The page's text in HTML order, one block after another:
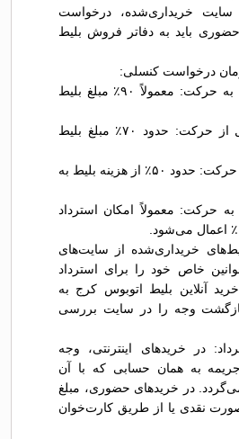
خریداری‌شده، درخواست
باید به دفاتر فروش بلیط
درخواست کنسلی:
قبل از ۱۲ ساعت مانده به حرکت: معمولاً ۹۰٪ مبلغ بلیط
بین ۶ تا ۱۲ ساعت قبل از حرکت: حدود ۷۰٪ مبلغ بلیط
بین ۳ تا ۶ ساعت قبل از حرکت: حدود ۵۰٪ از هزینه بلیط به
به حرکت: معمولاً امکان استرداد
خریداری‌شده از سایت‌های
خاص خود را برای استرداد
آنلاین بلیط اتوبوس کرج به
وجه را در سایت بررسی
در خریدهای اینترنتی، وجه
به همان حسابی که با آن
در خریدهای حضوری، مبلغ
نقدی یا از طریق کارت‌خوان